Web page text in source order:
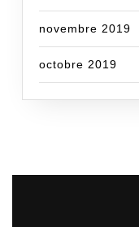
novembre 2019
octobre 2019